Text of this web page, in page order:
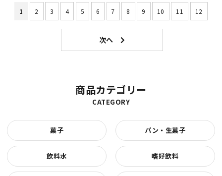
1 2 3 4 5 6 7 8 9 10 11 12
商品カテゴリー
CATEGORY
菓子 パン・生菓子
飲料水 嗜好飲料